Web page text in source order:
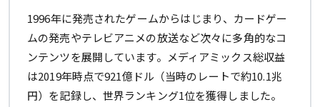
1996年に発売されたゲームからはじまり、カードゲー
ムの発売やテレビアニメの放送など次々に多角的なコ
ンテンツを展開しています。メディアミックス総収益
は2019年時点で921億ドル（当時のレートで約10.1兆
円）を記録し、世界ランキング1位を獲得しました。